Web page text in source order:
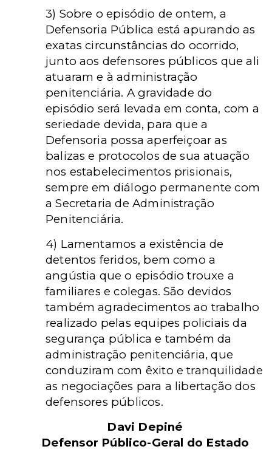
3) Sobre o episódio de ontem, a
Defensoria Pública está apurando as
exatas circunstâncias do ocorrido,
junto aos defensores públicos que ali
atuaram e à administração
penitenciária. A gravidade do
episódio será levada em conta, com a
seriedade devida, para que a
Defensoria possa aperfeiçoar as
balizas e protocolos de sua atuação
nos estabelecimentos prisionais,
sempre em diálogo permanente com
a Secretaria de Administração
Penitenciária.
4) Lamentamos a existência de
detentos feridos, bem como a
angústia que o episódio trouxe a
familiares e colegas. São devidos
também agradecimentos ao trabalho
realizado pelas equipes policiais da
segurança pública e também da
administração penitenciária, que
conduziram com êxito e tranquilidade
as negociações para a libertação dos
defensores públicos.
Davi Depiné
Defensor Público-Geral do Estado